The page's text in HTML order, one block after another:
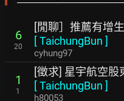
6
20
[閒聊］推薦有增
[TaichungBun ]
cyhung97
1
1
[徵求] 星宇航空股
[TaichungBun ]
h80053